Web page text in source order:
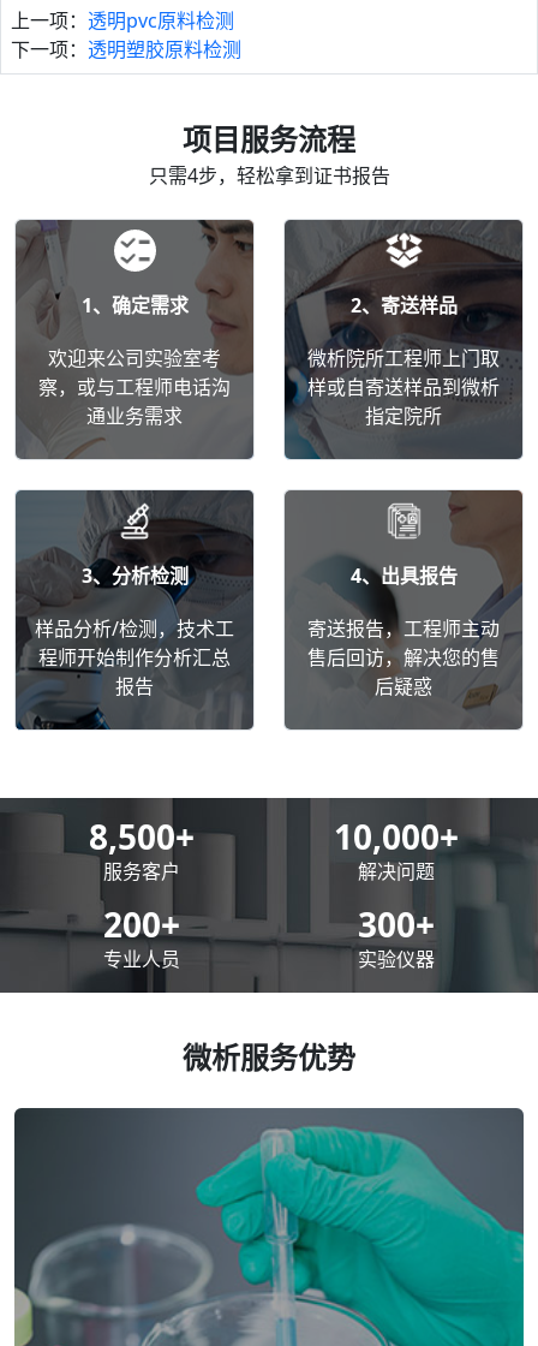
上一项： 透明pvc原料检测
下一项： 透明塑胶原料检测
项目服务流程
只需4步，轻松拿到证书报告
1、确定需求
欢迎来公司实验室考
察，或与工程师电话沟
通业务需求
2、寄送样品
微析院所工程师上门取
样或自寄送样品到微析
指定院所
3、分析检测
样品分析/检测，技术工
程师开始制作分析汇总
报告
4、出具报告
寄送报告，工程师主动
售后回访，解决您的售
后疑惑
8,500+
服务客户
10,000+
解决问题
200+
专业人员
300+
实验仪器
微析服务优势